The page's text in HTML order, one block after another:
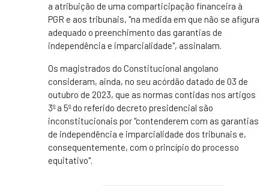
a atribuição de uma comparticipação financeira à
PGR e aos tribunais, "na medida em que não se afigura
adequado o preenchimento das garantias de
independência e imparcialidade", assinalam.
Os magistrados do Constitucional angolano
consideram, ainda, no seu acórdão datado de 03 de
outubro de 2023, que as normas contidas nos artigos
3º a 5º do referido decreto presidencial são
inconstitucionais por "contenderem com as garantias
de independência e imparcialidade dos tribunais e,
consequentemente, com o princípio do processo
equitativo".